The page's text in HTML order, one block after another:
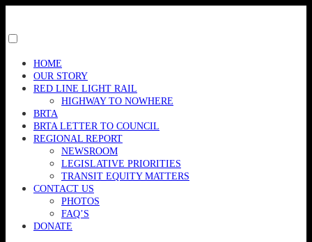
content
menu
visibility.
HOME
OUR STORY
RED LINE LIGHT RAIL
HIGHWAY TO NOWHERE
BRTA
BRTA LETTER TO COUNCIL
REGIONAL REPORT
NEWSROOM
LEGISLATIVE PRIORITIES
TRANSIT EQUITY MATTERS
CONTACT US
PHOTOS
FAQ’S
DONATE